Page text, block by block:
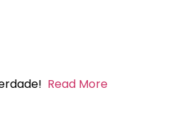
Read More